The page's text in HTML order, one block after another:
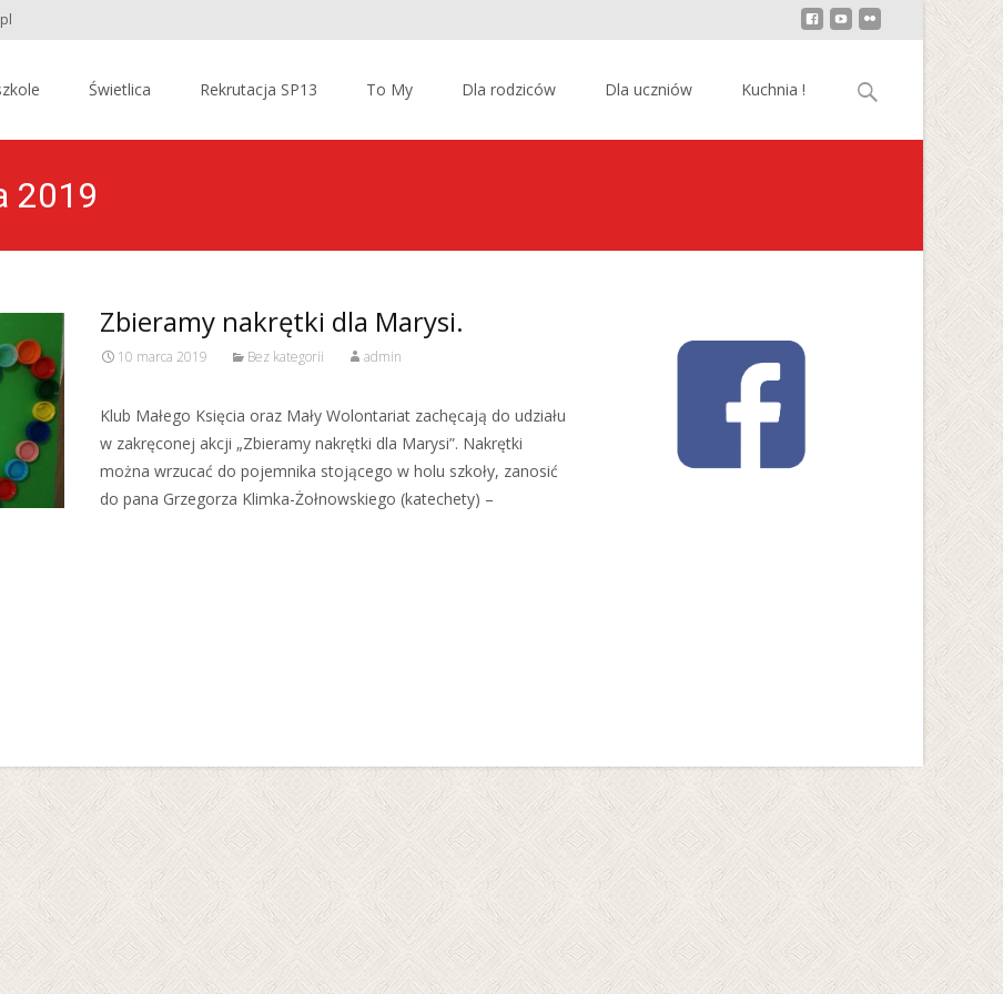
Świetlica Rekrutacja SP13 To My Dla rodziców Dla uczniów Kuchnia ! Szukaj:
2019
Zbieramy nakrętki dla Marysi.
10 marca 2019 Bez kategorii admin
Klub Małego Księcia oraz Mały Wolontariat zachęcają do udziału
w zakręconej akcji „Zbieramy nakrętki dla Marysi”. Nakrętki
można wrzucać do pojemnika stojącego w holu szkoły, zanosić
do pana Grzegorza Klimka-Żołnowskiego (katechety) –